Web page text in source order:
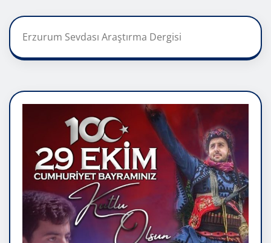
Erzurum Sevdası Araştırma Dergisi